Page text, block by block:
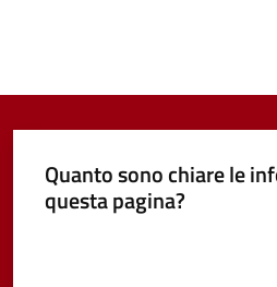
Quanto sono chiare le
questa pagina?